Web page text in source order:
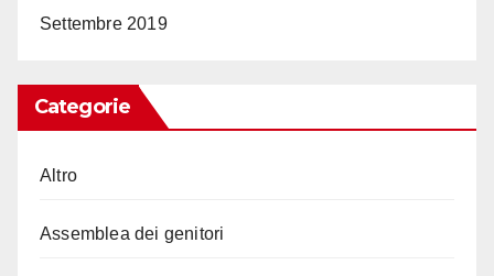
Settembre 2019
Categorie
Altro
Assemblea dei genitori